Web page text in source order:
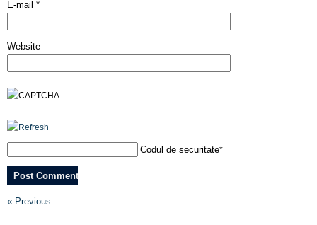
E-mail *
Website
Codul de securitate*
« Previous